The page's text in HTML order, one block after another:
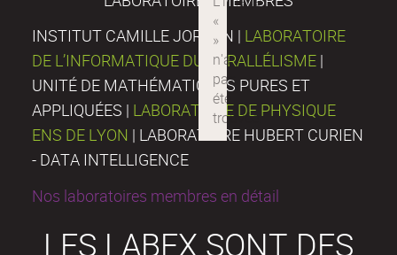
INSTITUT CAMILLE JORDAN | LABORATOIRE
DE L’INFORMATIQUE DU PARALLÉLISME |
UNITÉ DE MATHÉMATIQUES PURES ET
APPLIQUÉES | LABORATOIRE DE PHYSIQUE
ENS DE LYON | LABORATOIRE HUBERT CURIEN
- DATA INTELLIGENCE
Nos laboratoires membres en détail
LES LABEX SONT DES